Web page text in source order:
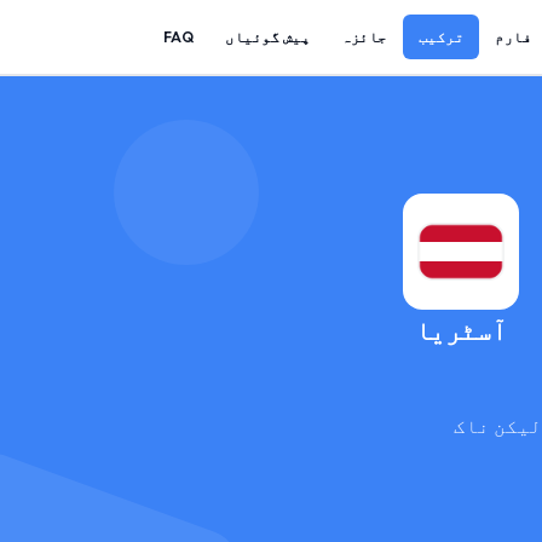
فارم ترکیب جائزہ پیش گوئیاں FAQ
آسٹریا
ناک